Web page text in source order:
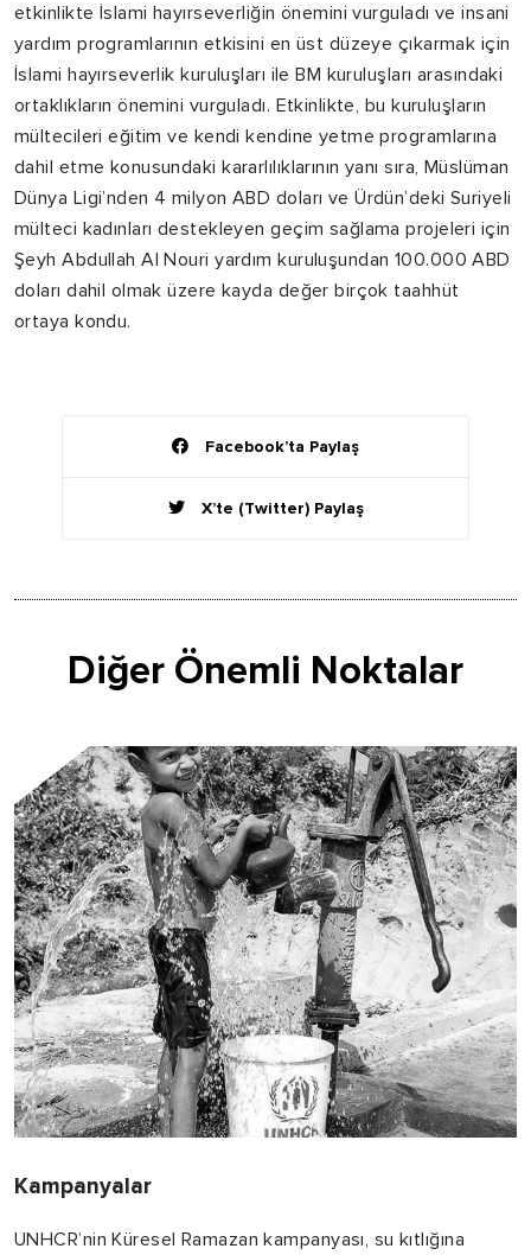
etkinlikte İslami hayırseverliğin önemini vurguladı ve insani
yardım programlarının etkisini en üst düzeye çıkarmak için
İslami hayırseverlik kuruluşları ile BM kuruluşları arasındaki
ortaklıkların önemini vurguladı. Etkinlikte, bu kuruluşların
mültecileri eğitim ve kendi kendine yetme programlarına
dahil etme konusundaki kararlılıklarının yanı sıra, Müslüman
Dünya Ligi’nden 4 milyon ABD doları ve Ürdün’deki Suriyeli
mülteci kadınları destekleyen geçim sağlama projeleri için
Şeyh Abdullah Al Nouri yardım kuruluşundan 100.000 ABD
doları dahil olmak üzere kayda değer birçok taahhüt
ortaya kondu.
Facebook’ta Paylaş
X’te (Twitter) Paylaş
Diğer Önemli Noktalar
Kampanyalar
UNHCR’nin Küresel Ramazan kampanyası, su kıtlığına